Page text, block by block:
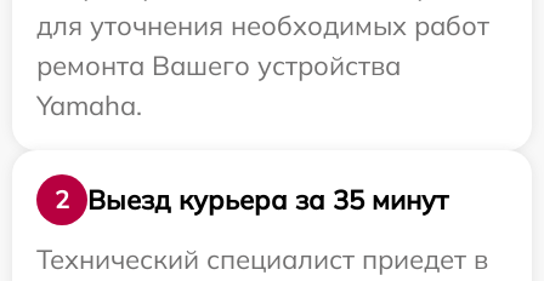
для уточнения необходимых работ
ремонта Вашего устройства
Yamaha.
2
Выезд курьера за 35 минут
Технический специалист приедет в